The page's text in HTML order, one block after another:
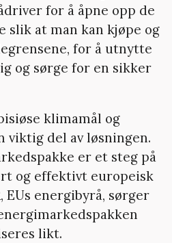
for å åpne opp de
slik at man kan kjøpe og
for å utnytte
og sørge for en sikker
klimamål og
viktig del av løsningen.
er et steg på
og effektivt europeisk
EUs energibyrå, sørger
likt.